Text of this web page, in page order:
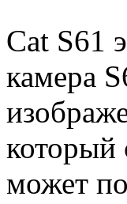
Cat S61
камера
который
может